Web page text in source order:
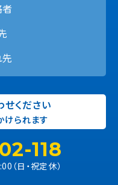
ください
けられます
118
（日・祝定休）